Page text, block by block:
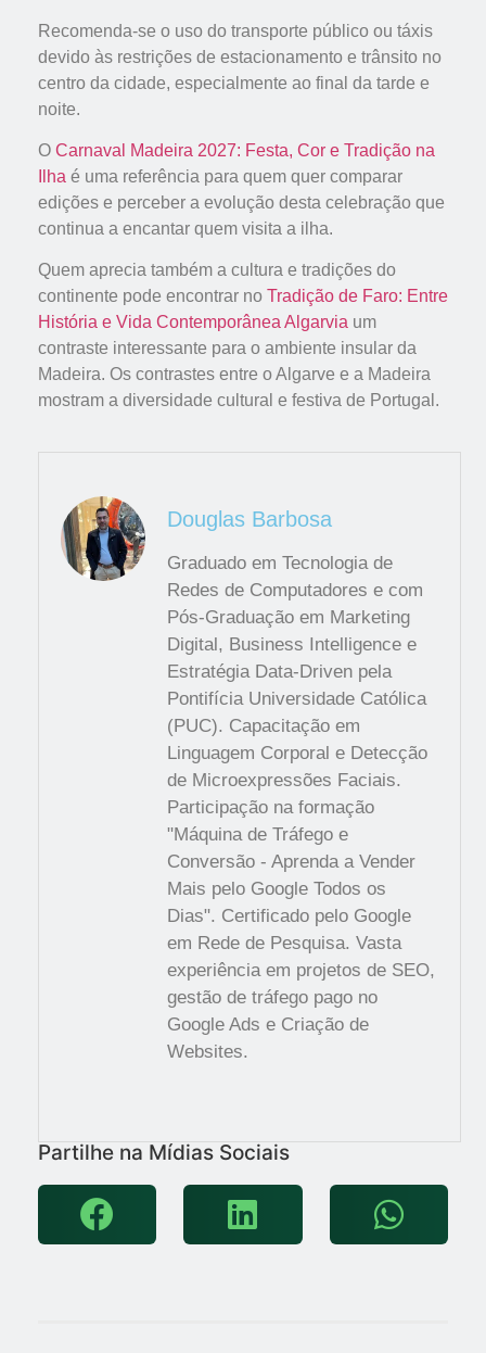
Recomenda-se o uso do transporte público ou táxis
devido às restrições de estacionamento e trânsito no
centro da cidade, especialmente ao final da tarde e
noite.
O Carnaval Madeira 2027: Festa, Cor e Tradição na
Ilha é uma referência para quem quer comparar
edições e perceber a evolução desta celebração que
continua a encantar quem visita a ilha.
Quem aprecia também a cultura e tradições do
continente pode encontrar no Tradição de Faro: Entre
História e Vida Contemporânea Algarvia um
contraste interessante para o ambiente insular da
Madeira. Os contrastes entre o Algarve e a Madeira
mostram a diversidade cultural e festiva de Portugal.
Douglas Barbosa
Graduado em Tecnologia de
Redes de Computadores e com
Pós-Graduação em Marketing
Digital, Business Intelligence e
Estratégia Data-Driven pela
Pontifícia Universidade Católica
(PUC). Capacitação em
Linguagem Corporal e Detecção
de Microexpressões Faciais.
Participação na formação
"Máquina de Tráfego e
Conversão - Aprenda a Vender
Mais pelo Google Todos os
Dias". Certificado pelo Google
em Rede de Pesquisa. Vasta
experiência em projetos de SEO,
gestão de tráfego pago no
Google Ads e Criação de
Websites.
Partilhe na Mídias Sociais